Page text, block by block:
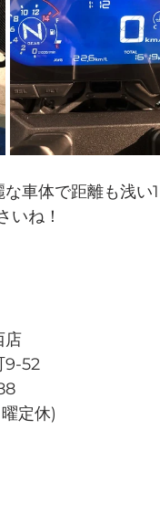
車体で距離も浅い
いね！
店
9-52
定休)